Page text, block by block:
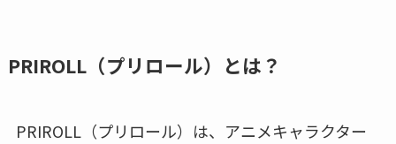
PRIROLL（プリロール）とは？
PRIROLL（プリロール）は、アニメキャラクター